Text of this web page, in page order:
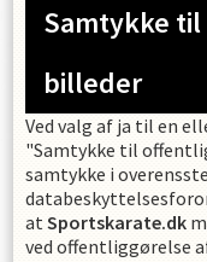
Samtykke
billeder
Ved valg af ja til en
"Samtykke til
samtykke i
atSportskarate.dk
ved offentliggørelse